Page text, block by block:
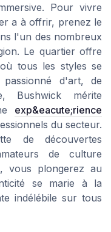
Pour vivre
a à offrir, prenez le
l'un des nombreux
Le quartier offre
tous les styles se
d'art, de
Bushwick mérite
exp&eacute;rience
du secteur.
de découvertes
de culture
vous plongerez au
se marie à la
indélébile sur tous